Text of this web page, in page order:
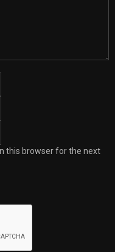
this browser for the next